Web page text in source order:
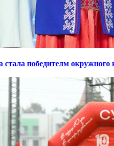
победителм окружного